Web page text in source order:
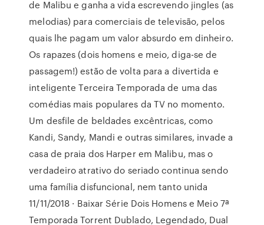
de Malibu e ganha a vida escrevendo jingles (as
melodias) para comerciais de televisão, pelos
quais lhe pagam um valor absurdo em dinheiro.
Os rapazes (dois homens e meio, diga-se de
passagem!) estão de volta para a divertida e
inteligente Terceira Temporada de uma das
comédias mais populares da TV no momento.
Um desfile de beldades excêntricas, como
Kandi, Sandy, Mandi e outras similares, invade a
casa de praia dos Harper em Malibu, mas o
verdadeiro atrativo do seriado continua sendo
uma família disfuncional, nem tanto unida
11/11/2018 · Baixar Série Dois Homens e Meio 7ª
Temporada Torrent Dublado, Legendado, Dual